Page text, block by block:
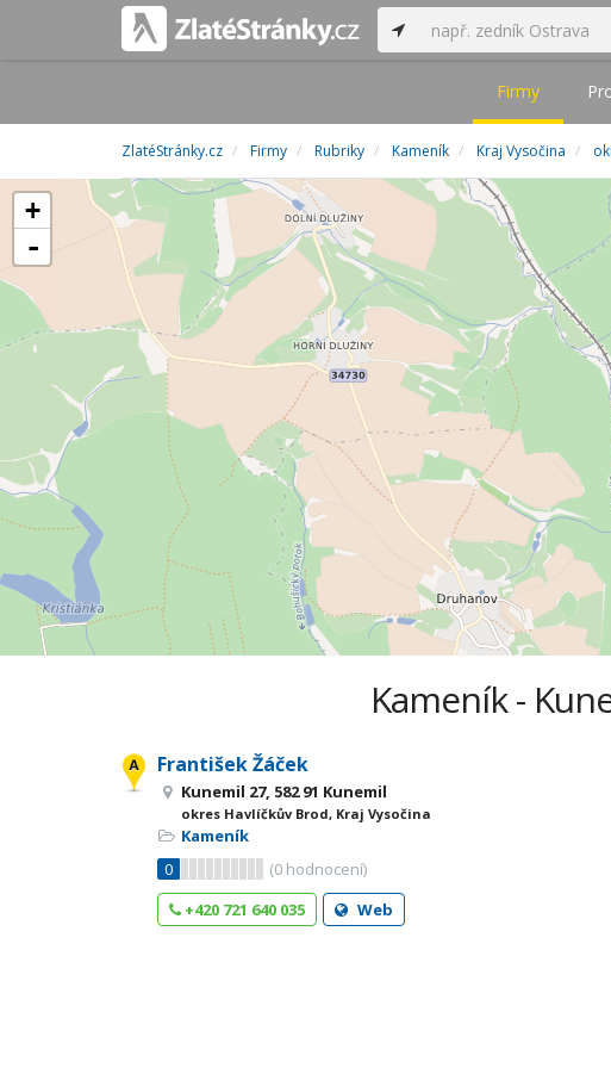
Firmy
ZlatéStránky.cz Firmy Rubriky Kameník Kraj Vysočina
+
-
Kameník -
František Žáček
Kunemil 27, 582 91 Kunemil
okres Havlíčkův Brod, Kraj Vysočina
Kameník
0
(0 hodnocení)
+420 721 640 035
Web